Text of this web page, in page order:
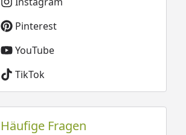
Pinterest
YouTube
TikTok
Häufige Fragen